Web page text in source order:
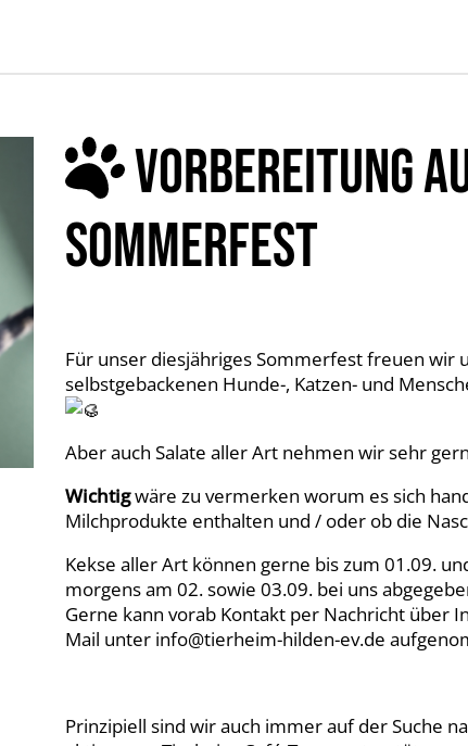
VORBEREITUNG
SOMMERFEST
Für unser diesjähriges Sommerfest freuen wir
selbstgebackenen Hunde-, Katzen- und
Aber auch Salate aller Art nehmen wir sehr
Wichtigwäre zu vermerken worum es sich
Milchprodukte enthalten und / oder ob die
Kekse aller Art können gerne bis zum 01.09.
morgens am 02. sowie 03.09. bei uns
Gerne kann vorab Kontakt per Nachricht über
Mail unter info@tierheim-hilden-ev.de
Prinzipiell sind wir auch immer auf der Suche